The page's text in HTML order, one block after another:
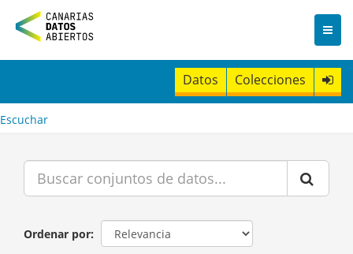
n
t
Datos Colecciones
Escuchar
Ordenar por